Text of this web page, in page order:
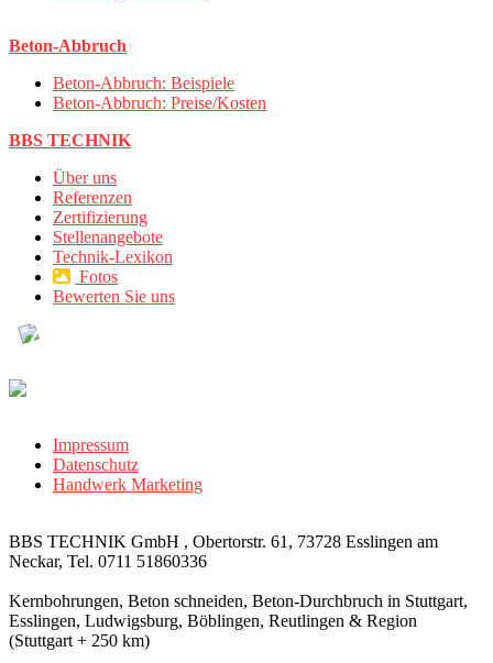
Beton-Abbruch
Beton-Abbruch: Beispiele
Beton-Abbruch: Preise/Kosten
BBS TECHNIK
Über uns
Referenzen
Zertifizierung
Stellenangebote
Technik-Lexikon
Fotos
Bewerten Sie uns
Impressum
Datenschutz
Handwerk Marketing
BBS TECHNIK GmbH , Obertorstr. 61, 73728 Esslingen am
Neckar, Tel. 0711 51860336
Kernbohrungen, Beton schneiden, Beton-Durchbruch in Stuttgart,
Esslingen, Ludwigsburg, Böblingen, Reutlingen & Region
(Stuttgart + 250 km)